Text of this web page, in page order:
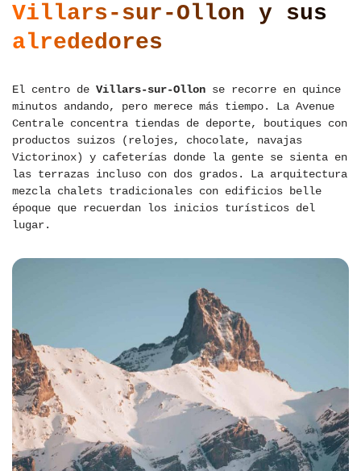
Villars-sur-Ollon y sus
alrededores
El centro de Villars-sur-Ollon se recorre en quince
minutos andando, pero merece más tiempo. La Avenue
Centrale concentra tiendas de deporte, boutiques con
productos suizos (relojes, chocolate, navajas
Victorinox) y cafeterías donde la gente se sienta en
las terrazas incluso con dos grados. La arquitectura
mezcla chalets tradicionales con edificios belle
époque que recuerdan los inicios turísticos del
lugar.